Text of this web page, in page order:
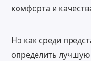
комфорта и
Но как среди
определить лучшую